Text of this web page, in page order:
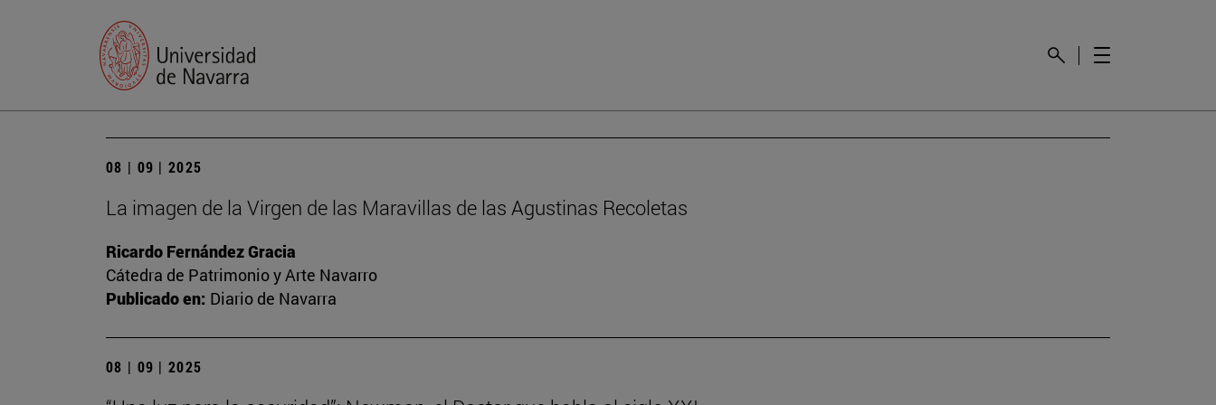
08 | 09 | 2025
La imagen de la Virgen de las Maravillas de las Agustinas Recoletas
Ricardo Fernández Gracia
Cátedra de Patrimonio y Arte Navarro
Publicado en: Diario de Navarra
08 | 09 | 2025